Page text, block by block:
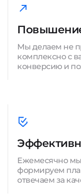
Мы делаем не
комплексно с
конверсию и
Ежемесячно мы
формируем
отвечаем за